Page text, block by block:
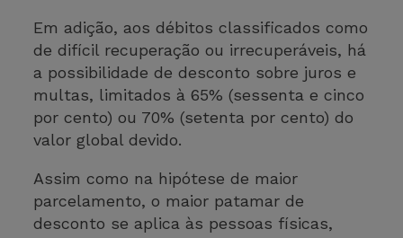
Em adição, aos débitos classificados como
de difícil recuperação ou irrecuperáveis, há
a possibilidade de desconto sobre juros e
multas, limitados à 65% (sessenta e cinco
por cento) ou 70% (setenta por cento) do
valor global devido.
Assim como na hipótese de maior
parcelamento, o maior patamar de
desconto se aplica às pessoas físicas,